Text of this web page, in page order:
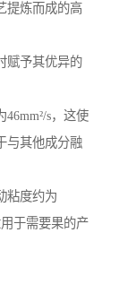
提炼而成的高
赋予其优异的
s，这使
与其他成分融
粘度约为
于需要果的产